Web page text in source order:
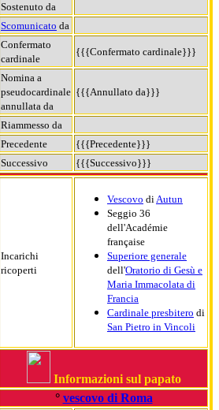
Sostenuto da
Scomunicato da
Confermato
cardinale
{{{Confermato cardinale}}}
Nomina a
pseudocardinale
annullata da
{{{Annullato da}}}
Riammesso da
Precedente
{{{Precedente}}}
Successivo
{{{Successivo}}}
Incarichi
ricoperti
Vescovo di Autun
Seggio 36
dell'Académie
française
Superiore generale
dell'Oratorio di Gesù e
Maria Immacolata di
Francia
Cardinale presbitero di
San Pietro in Vincoli
Informazioni sul papato
° vescovo di Roma